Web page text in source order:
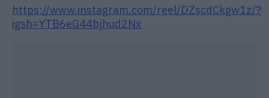
https://www.instagram.com/reel/DZscdCkgw1z/?
igsh=YTB6eG44bjhud2Nx